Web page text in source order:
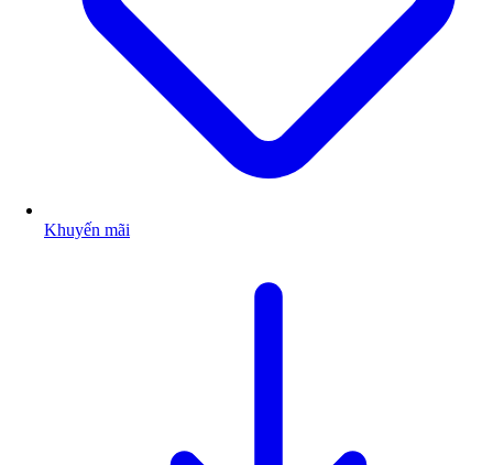
Khuyến mãi